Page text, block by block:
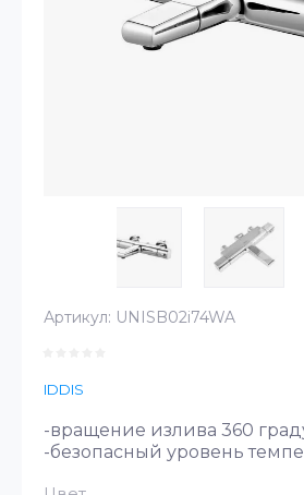
Артикул: UNISB02i74WA
IDDIS
-вращение излива 360
-безопасный уровень